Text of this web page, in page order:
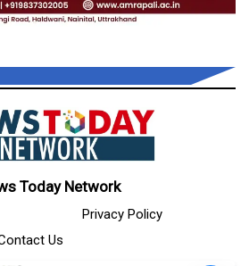
Today Network
Privacy Policy
Us